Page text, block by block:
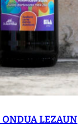
LEZAUN